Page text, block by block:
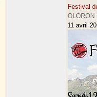
Festival
OLORON
11 avril